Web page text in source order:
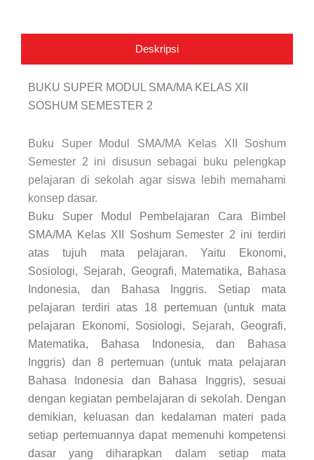
XII
Soshum
Semester
Deskripsi
BUKU SUPER MODUL SMA/MA KELAS XII
SOSHUM SEMESTER 2
Buku Super Modul SMA/MA Kelas XII Soshum
Semester 2 ini disusun sebagai buku pelengkap
pelajaran di sekolah agar siswa lebih memahami
konsep dasar.
Buku Super Modul Pembelajaran Cara Bimbel
SMA/MA Kelas XII Soshum Semester 2 ini terdiri
atas tujuh mata pelajaran. Yaitu Ekonomi,
Sosiologi, Sejarah, Geografi, Matematika, Bahasa
Indonesia, dan Bahasa Inggris. Setiap mata
pelajaran terdiri atas 18 pertemuan (untuk mata
pelajaran Ekonomi, Sosiologi, Sejarah, Geografi,
Matematika, Bahasa Indonesia, dan Bahasa
Inggris) dan 8 pertemuan (untuk mata pelajaran
Bahasa Indonesia dan Bahasa Inggris), sesuai
dengan kegiatan pembelajaran di sekolah. Dengan
demikian, keluasan dan kedalaman materi pada
setiap pertemuannya dapat memenuhi kompetensi
dasar yang diharapkan dalam setiap mata